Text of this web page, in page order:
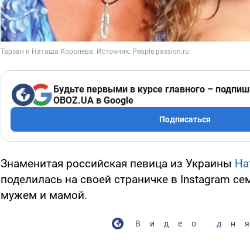
Будьте первыми в курсе главного –
OBOZ.UA в Google
Подписаться
Знаменитая российская певица из Украины
поделилась на своей страничке в Instagram
мужем и мамой.
Видео